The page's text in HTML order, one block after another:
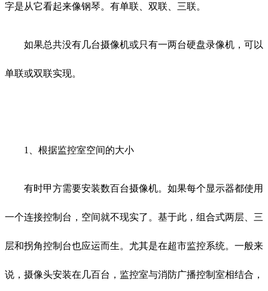
字是从它看起来像钢琴。有单联、双联、三联。
如果总共没有几台摄像机或只有一两台硬盘录像机，可以
单联或双联实现。
1、根据监控室空间的大小
有时甲方需要安装数百台摄像机。如果每个显示器都使用
一个连接控制台，空间就不现实了。基于此，组合式两层、三
层和拐角控制台也应运而生。尤其是在超市监控系统。一般来
说，摄像头安装在几百台，监控室与消防广播控制室相结合，